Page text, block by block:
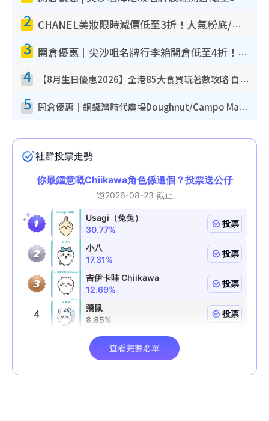
2 CHANEL美妝限時減價低至3折！人氣粉底/唇膏/精華液低至$275！COCO香水都有平
3 開倉優惠｜尖沙咀名牌行李箱開倉低至4折！一連5日 American Tourister/ace./Hallmark $200起！
4 【8月生日優惠2026】全港85大食買玩著數攻略 自助餐/火鍋放題同行免費＋誠品/DONKI送現金券
5 開倉優惠｜銅鑼灣時代廣場Doughnut/Campo Marzio開倉低至1折！背囊、書包、手袋劈價$200起